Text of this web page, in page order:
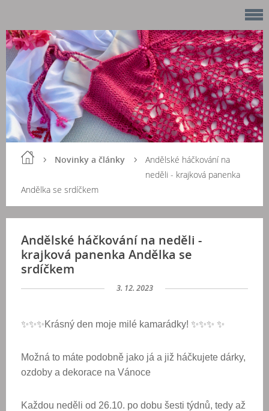
Novinky a články
Andělské háčkování na
neděli - krajková panenka
Andělka se srdíčkem
Andělské háčkování na neděli -
krajková panenka Andělka se
srdíčkem
3. 12. 2023
✨✨✨Krásný den moje milé kamarádky! ✨✨✨ ✨
Možná to máte podobně jako já a již háčkujete dárky,
ozdoby a dekorace na Vánoce
Každou neděli od 26.10. po dobu šesti týdnů, tedy až